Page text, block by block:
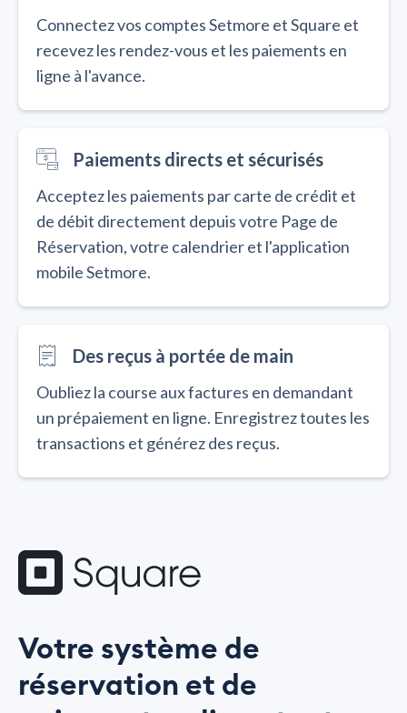
Connectez vos comptes Setmore et Square et
recevez les rendez-vous et les paiements en
ligne à l'avance.
Paiements directs et sécurisés
Acceptez les paiements par carte de crédit et
de débit directement depuis votre Page de
Réservation, votre calendrier et l'application
mobile Setmore.
Des reçus à portée de main
Oubliez la course aux factures en demandant
un prépaiement en ligne. Enregistrez toutes les
transactions et générez des reçus.
Votre système de
réservation et de